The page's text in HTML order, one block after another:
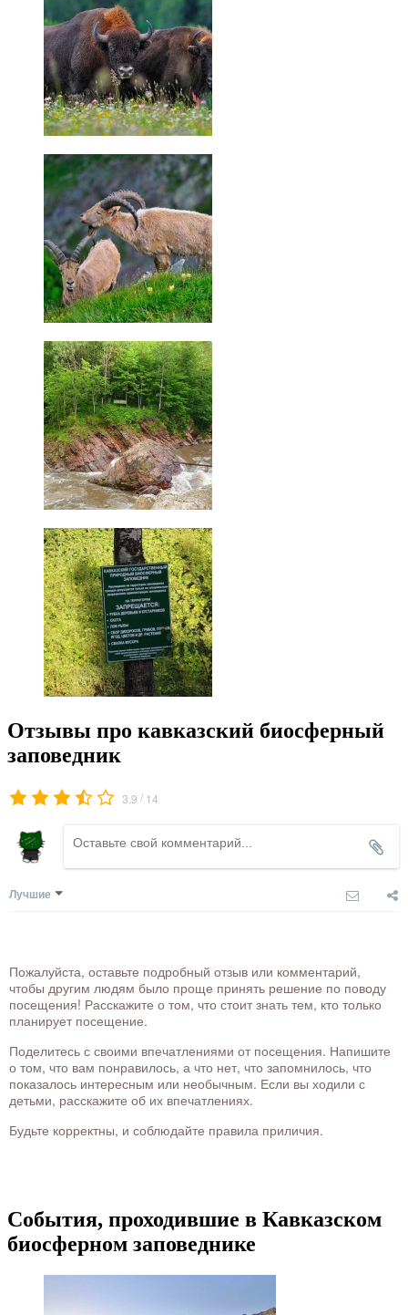
Отзывы про кавказский биосферный
заповедник
3.9 / 14
Лучшие
Пожалуйста, оставьте подробный отзыв или комментарий,
чтобы другим людям было проще принять решение по поводу
посещения! Расскажите о том, что стоит знать тем, кто только
планирует посещение.
Поделитесь с своими впечатлениями от посещения. Напишите
о том, что вам понравилось, а что нет, что запомнилось, что
показалось интересным или необычным. Если вы ходили с
детьми, расскажите об их впечатлениях.
Будьте корректны, и соблюдайте правила приличия.
События, проходившие в Кавказском
биосферном заповеднике